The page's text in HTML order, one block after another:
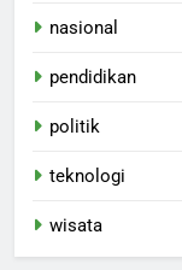
nasional
pendidikan
politik
teknologi
wisata